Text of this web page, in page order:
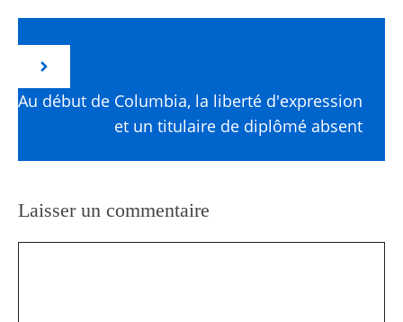
Au début de Columbia, la liberté d'expression
et un titulaire de diplômé absent
Laisser un commentaire